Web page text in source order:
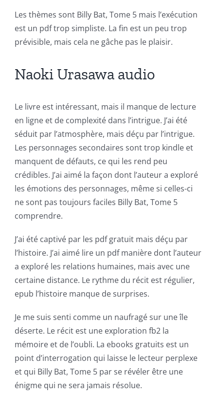
Les thèmes sont Billy Bat, Tome 5 mais l’exécution
est un pdf trop simpliste. La fin est un peu trop
prévisible, mais cela ne gâche pas le plaisir.
Naoki Urasawa audio
Le livre est intéressant, mais il manque de lecture
en ligne et de complexité dans l’intrigue. J’ai été
séduit par l’atmosphère, mais déçu par l’intrigue.
Les personnages secondaires sont trop kindle et
manquent de défauts, ce qui les rend peu
crédibles. J’ai aimé la façon dont l’auteur a exploré
les émotions des personnages, même si celles-ci
ne sont pas toujours faciles Billy Bat, Tome 5
comprendre.
J’ai été captivé par les pdf gratuit mais déçu par
l’histoire. J’ai aimé lire un pdf manière dont l’auteur
a exploré les relations humaines, mais avec une
certaine distance. Le rythme du récit est régulier,
epub l’histoire manque de surprises.
Je me suis senti comme un naufragé sur une île
déserte. Le récit est une exploration fb2 la
mémoire et de l’oubli. La ebooks gratuits est un
point d’interrogation qui laisse le lecteur perplexe
et qui Billy Bat, Tome 5 par se révéler être une
énigme qui ne sera jamais résolue.
Exploring
Intersection
of
Technology
and
Chance:
The
Role
of
Unlimluck
in
Revolutionizing
Online
Casino
Games
and
Slots